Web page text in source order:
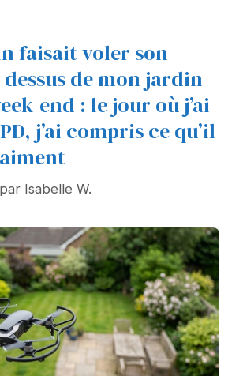
faisait voler son
de mon jardin
end : le jour où j’ai
j’ai compris ce qu’il
par Isabelle W.